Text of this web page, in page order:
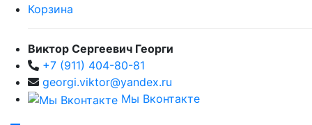
Корзина
Виктор Сергеевич Георги
+7 (911) 404-80-81
georgi.viktor@yandex.ru
Мы Вконтакте